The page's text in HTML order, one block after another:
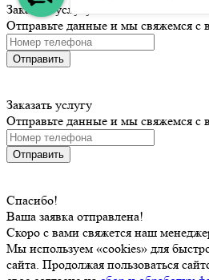
Заказать услугу
Отправьте данные и мы свяжемся с
Отправить
Заказать услугу
Отправьте данные и мы свяжемся с
Отправить
Спасибо!
Ваша заявка отправлена!
Скоро с вами свяжется наш
Мы используем «cookies» для
сайта. Продолжая пользоваться